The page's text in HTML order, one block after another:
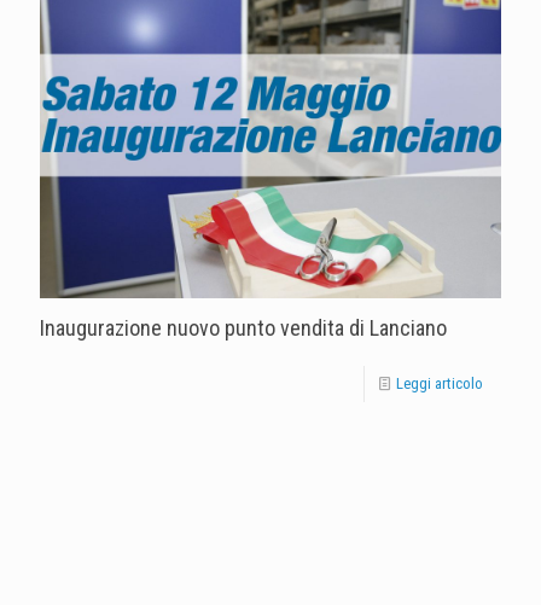
Inaugurazione nuovo punto vendita di Lanciano
Leggi articolo